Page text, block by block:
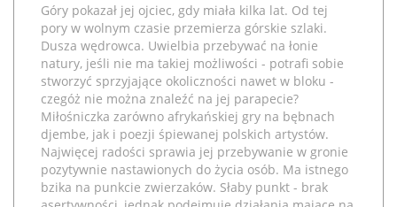
Góry pokazał jej ojciec, gdy miała kilka lat. Od tej
pory w wolnym czasie przemierza górskie szlaki.
Dusza wędrowca. Uwielbia przebywać na łonie
natury, jeśli nie ma takiej możliwości - potrafi sobie
stworzyć sprzyjające okoliczności nawet w bloku -
czegóż nie można znaleźć na jej parapecie?
Miłośniczka zarówno afrykańskiej gry na bębnach
djembe, jak i poezji śpiewanej polskich artystów.
Najwięcej radości sprawia jej przebywanie w gronie
pozytywnie nastawionych do życia osób. Ma istnego
bzika na punkcie zwierzaków. Słaby punkt - brak